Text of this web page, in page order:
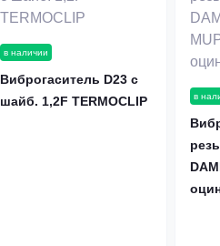
в наличии
Виброгаситель D23 с
шайб. 1,2F TERMOCLIP
в